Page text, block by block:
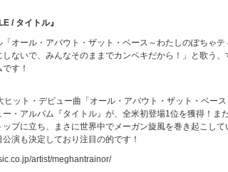
/ タイトル』
オール・アバウト・ザット・ベース～わたしのぽちゃ
ないで、みんなそのままでカンペキだから！」と歌う
す！
ヒット・デビュー曲「オール・アバウト・ザット・ベー
ー・アルバム『タイトル』が、全米初登場1位を獲得！
プに立ち、まさに世界中でメーガン旋風を巻き起こし
演も決定しており注目の的です！
artist/meghantrainor/